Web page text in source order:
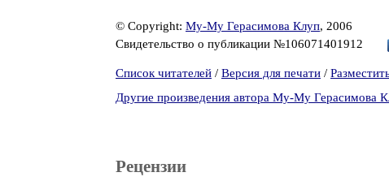
© Copyright: Му-Му Герасимова Клуп, 2006
Свидетельство о публикации №106071401912
Список читателей / Версия для печати /
Другие произведения автора Му-Му Герасимова
Рецензии